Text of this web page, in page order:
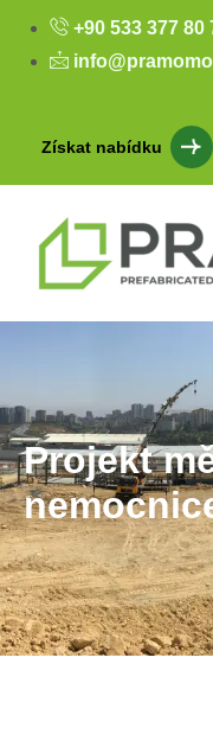
+90 533 377 80
Získat nabídku
Projekt